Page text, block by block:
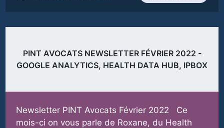
PINT AVOCATS NEWSLETTER FÉVRIER 2022 -
GOOGLE ANALYTICS, HEALTH DATA HUB, IPBOX
Newsletter PINT Avocats Février 2022 Ce
mois-ci on vous parle de Roxane, du Health